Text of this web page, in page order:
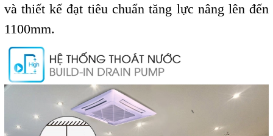
và thiết kế đạt tiêu chuẩn tăng lực nâng lên đến
1100mm.